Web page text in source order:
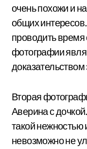
очень похожи и
общих
проводить время
фотографии
доказательством
Вторая
Аверина с
такой нежностью
невозможно не